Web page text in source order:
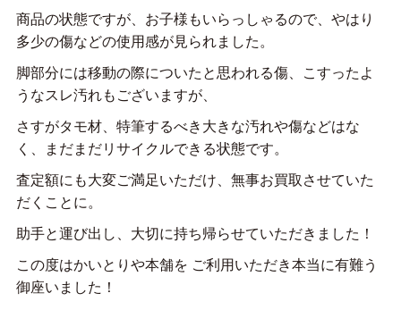
商品の状態ですが、お子様もいらっしゃるので、やはり
多少の傷などの使用感が見られました。
脚部分には移動の際についたと思われる傷、こすったよ
うなスレ汚れもございますが、
さすがタモ材、特筆するべき大きな汚れや傷などはな
く、まだまだリサイクルできる状態です。
査定額にも大変ご満足いただけ、無事お買取させていた
だくことに。
助手と運び出し、大切に持ち帰らせていただきました！
この度はかいとりや本舗を ご利用いただき本当に有難う
御座いました！